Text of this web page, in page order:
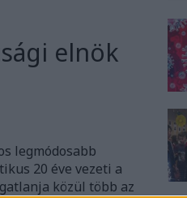
elnök
legmódosabb
20 éve vezeti a
közül több az